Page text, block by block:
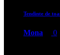
Tendinte de
Mona 0